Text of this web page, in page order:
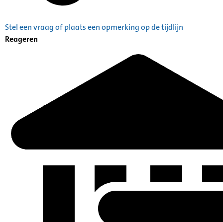
Stel een vraag of plaats een opmerking op de tijdlijn
Reageren